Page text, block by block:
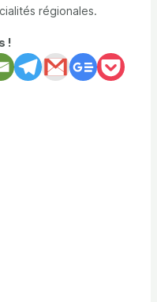
régionales.
!